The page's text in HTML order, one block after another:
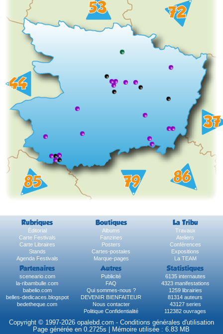
Rubriques Boutiques La Tribu
Éditorial Albums
Travaux
Carte Festivals
Fanzines
Ateliers
Carte Libraires
Posters
Conférences
Stands
Cartes-postales
Expositions
Agenda Festivals
Marque-pages La TEAM
Partenaires Autres Statistiques
sceneario.com Publicité
6135 internautes
la-ribambulle.com
FAQ
4323 manifestations
babelio.com
Qui sommes-nous ?
1259 librairies
belles-dedicaces.blogspot
DEVENIR BIENFAITEUR
81314 auteurs
bedetheque.com
Nous contacter
43127 series
Politique Confidentialité
112382 ouvrages
Copyright © 1997-2026 opalebd.com - Conditions générales d'utilisation
Page générée en 0.2725s | Mémoire utilisée : 6.83 MB